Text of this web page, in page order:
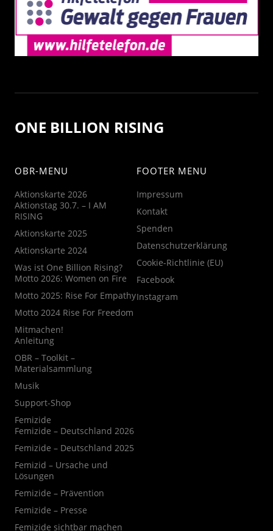
ONE BILLION RISING
OBR-MENU
Aktionskarte 2026
Aktionstag 30.7. – I AM
RISING
Aktionskarte 2025
Aktionskarte 2024
Was ist One Billion Rising?
Motto 2026: Women on Fire
Motto 2025: Rise For Empathy
Motto 2024 Rise For Freedom
Mitmachen!
Anleitung
OBR – Toolkit –
Materialsammlung
Musik
Support-Shop
Femizide
Femizide – Deutschland 2026
Femizide – Deutschland 2025
Femizid – Ursache und
Lösungen
Femizide – Prävention
Femizide – Presse
Femizide sichtbar machen
FOOTER MENU
Impressum
Kontakt
Spenden
Datenschutzerklärung
Cookie-Richtlinie (EU)
Facebook
Instagram